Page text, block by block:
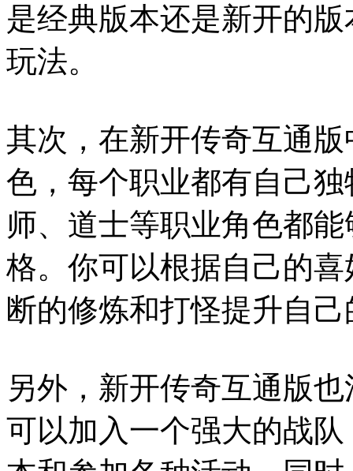
是经典版本还是新开的
玩法。
其次，在新开传奇互通
色，每个职业都有自己
师、道士等职业角色都
格。你可以根据自己的
断的修炼和打怪提升自
另外，新开传奇互通版
可以加入一个强大的战